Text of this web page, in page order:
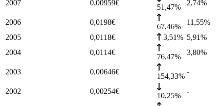
2007
0,00959€
51,47%
2,74%
2006 0,0198€
67,46%
11,55%
2005
0,0118€ 3,51% 5,91%
2004
0,0114€
76,47%
3,80%
2003 0,00646€
154,33%
-
2002 0,00254€
10,25%
-